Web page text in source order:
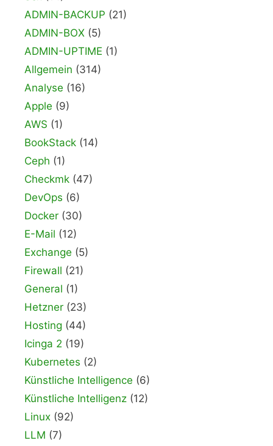
ADMIN-BACKUP (21)
ADMIN-BOX (5)
ADMIN-UPTIME (1)
Allgemein (314)
Analyse (16)
Apple (9)
AWS (1)
BookStack (14)
Ceph (1)
Checkmk (47)
DevOps (6)
Docker (30)
E-Mail (12)
Exchange (5)
Firewall (21)
General (1)
Hetzner (23)
Hosting (44)
Icinga 2 (19)
Kubernetes (2)
Künstliche Intelligence (6)
Künstliche Intelligenz (12)
Linux (92)
LLM (7)